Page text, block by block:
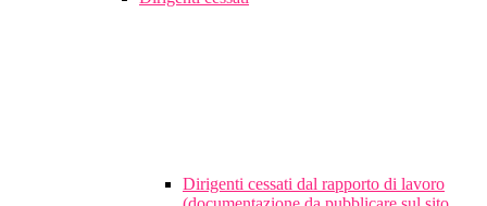
Dirigenti cessati dal rapporto di lavoro